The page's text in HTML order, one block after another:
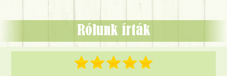
Rólunk írták